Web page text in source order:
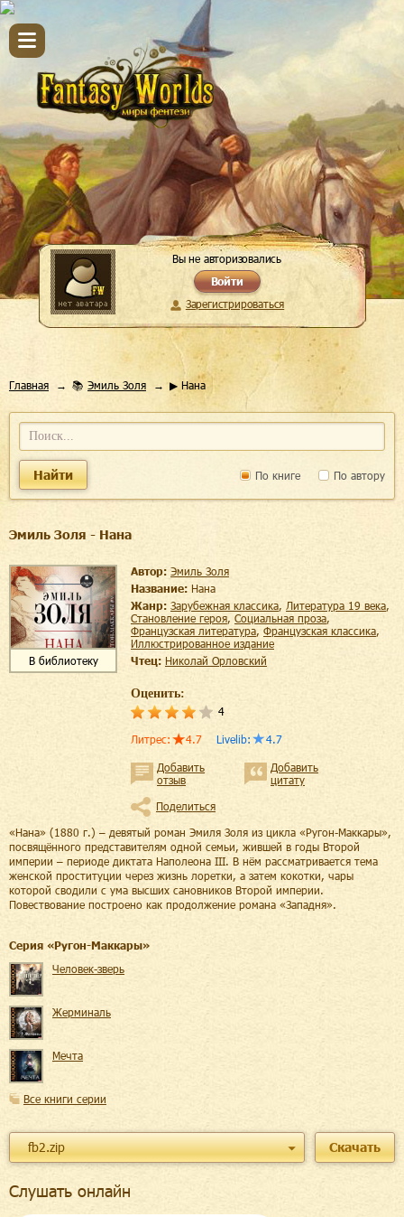
Вы не авторизовались
Войти
Зарегистрироваться
Главная 📚 Эмиль Золя ▶ Нана
По книге По автору
Найти
Эмиль Золя - Нана
В библиотеку
Автор: Эмиль Золя
Название: Нана
Жанр:
зарубежная классика, литература 19 века,
становление героя, социальная проза,
французская литература, французская классика,
иллюстрированное издание
Чтец:
Николай Орловский
Оценить:
4
Литрес: 4.7 Livelib: 4.7
Добавить
отзыв
Добавить
цитату
Поделиться
«Нана» (1880 г.) – девятый роман Эмиля Золя из цикла «Ругон-Маккары»,
посвящённого представителям одной семьи, жившей в годы Второй
империи – периоде диктата Наполеона III. В нём рассматривается тема
женской проституции через жизнь лоретки, а затем кокотки, чары
которой сводили с ума высших сановников Второй империи.
Повествование построено как продолжение романа «Западня».
Cерия «Ругон-Маккары»
Человек-зверь
Жерминаль
Мечта
Все книги серии
fb2.zip Скачать
Слушать онлайн